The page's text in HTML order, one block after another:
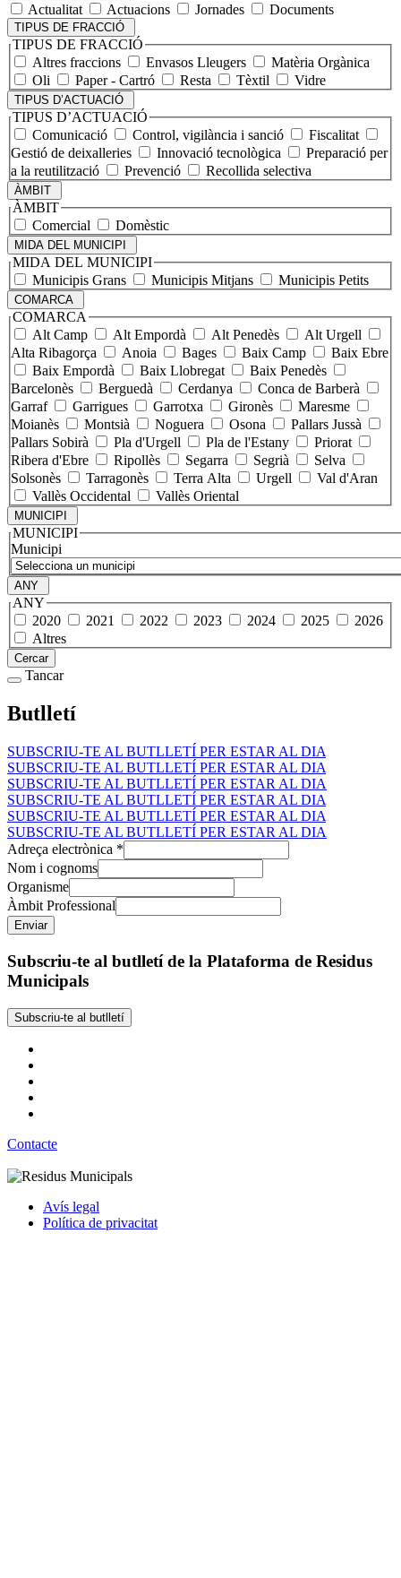
CLAUActualitat Actuacions Jornades Documents
TIPUS DE FRACCIÓ
TIPUS DE FRACCIÓ
Altres fraccions
Envasos Lleugers
Matèria Orgànica
Oli
Paper - Cartró Resta Tèxtil Vidre
TIPUS D’ACTUACIÓ
TIPUS D’ACTUACIÓ
Comunicació
Control, vigilància i sanció
Fiscalitat
Gestió de deixalleries
Innovació tecnològica
Preparació per
a la reutilització
Prevenció Recollida selectiva
ÀMBIT
ÀMBIT
Comercial
Domèstic
MIDA DEL MUNICIPI
MIDA DEL MUNICIPI
Municipis Grans
Municipis Mitjans Municipis Petits
COMARCA
COMARCA
Alt Camp
Alt Empordà Alt Penedès
Alt Urgell
Alta Ribagorça
Anoia Bages Baix Camp
Baix Ebre
Baix Empordà
Baix Llobregat
Baix Penedès
Barcelonès
Berguedà Cerdanya
Conca de Barberà
Garraf
Garrigues Garrotxa Gironès
Maresme
Moianès
Montsià Noguera Osona
Pallars Jussà
Pallars Sobirà
Pla d'Urgell Pla de l'Estany
Priorat
Ribera d'Ebre
Ripollès Segarra Segrià
Selva
Solsonès
Tarragonès Terra Alta Urgell
Val d'Aran
Vallès Occidental
Vallès Oriental
MUNICIPI
MUNICIPI
Municipi
ANY
ANY
2020
2021 2022 2023 2024 2025
2026
Altres
Cercar
Tancar
Butlletí
SUBSCRIU-TE AL BUTLLETÍ PER ESTAR AL DIA
SUBSCRIU-TE AL BUTLLETÍ PER ESTAR AL DIA
SUBSCRIU-TE AL BUTLLETÍ PER ESTAR AL DIA
SUBSCRIU-TE AL BUTLLETÍ PER ESTAR AL DIA
SUBSCRIU-TE AL BUTLLETÍ PER ESTAR AL DIA
SUBSCRIU-TE AL BUTLLETÍ PER ESTAR AL DIA
Adreça electrònica *
Nom i cognoms
Organisme
Àmbit Professional
Subscriu-te al butlletí de la Plataforma de Residus
Municipals
Subscriu-te al butlletí
Contacte
Avís legal
Política de privacitat